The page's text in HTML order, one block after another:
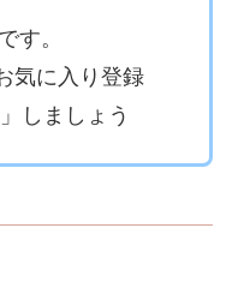
す。
気に入り登録
しましょう